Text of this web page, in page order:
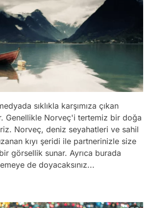
sıklıkla karşımıza çıkan
Genellikle Norveç'i tertemiz bir doğa
Norveç, deniz seyahatleri ve sahil
kıyı şeridi ile partnerinizle size
görsellik sunar. Ayrıca burada
de doyacaksınız...